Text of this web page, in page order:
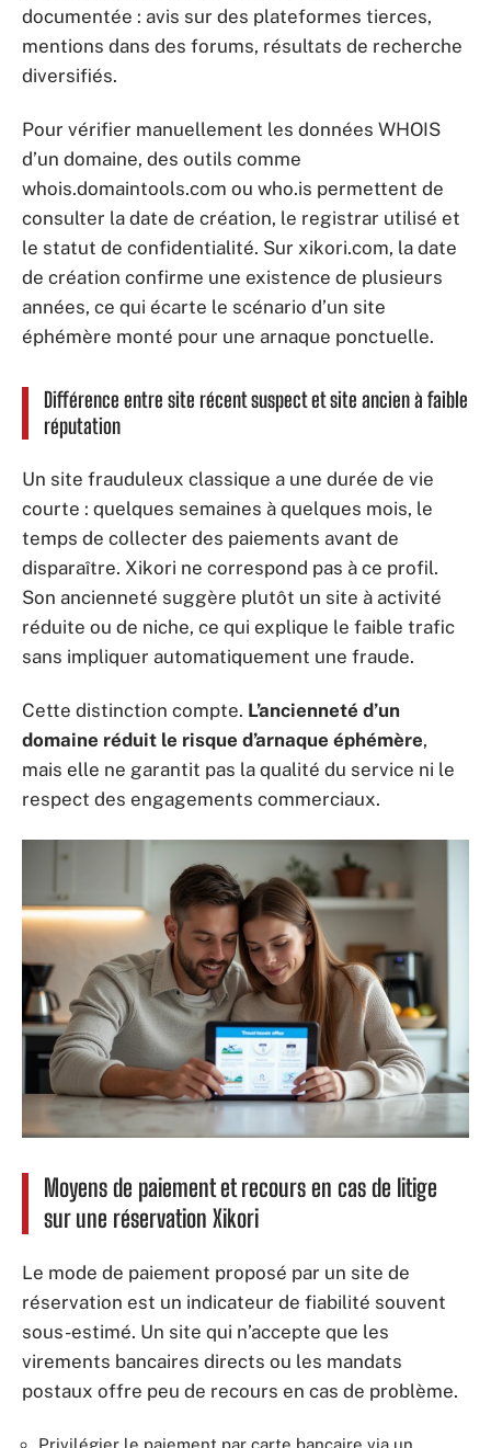
documentée : avis sur des plateformes tierces,
mentions dans des forums, résultats de recherche
diversifiés.
Pour vérifier manuellement les données WHOIS
d’un domaine, des outils comme
whois.domaintools.com ou who.is permettent de
consulter la date de création, le registrar utilisé et
le statut de confidentialité. Sur xikori.com, la date
de création confirme une existence de plusieurs
années, ce qui écarte le scénario d’un site
éphémère monté pour une arnaque ponctuelle.
Différence entre site récent suspect et site ancien à faible
réputation
Un site frauduleux classique a une durée de vie
courte : quelques semaines à quelques mois, le
temps de collecter des paiements avant de
disparaître. Xikori ne correspond pas à ce profil.
Son ancienneté suggère plutôt un site à activité
réduite ou de niche, ce qui explique le faible trafic
sans impliquer automatiquement une fraude.
Cette distinction compte. L’ancienneté d’un
domaine réduit le risque d’arnaque éphémère,
mais elle ne garantit pas la qualité du service ni le
respect des engagements commerciaux.
Moyens de paiement et recours en cas de litige
sur une réservation Xikori
Le mode de paiement proposé par un site de
réservation est un indicateur de fiabilité souvent
sous-estimé. Un site qui n’accepte que les
virements bancaires directs ou les mandats
postaux offre peu de recours en cas de problème.
Privilégier le paiement par carte bancaire via un